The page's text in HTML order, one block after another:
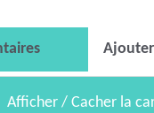
Afficher / Cacher la